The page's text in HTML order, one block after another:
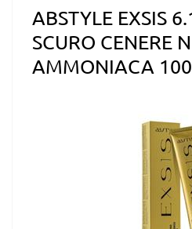
ABSTYLE EXSIS
SCURO CENERE
AMMONIACA